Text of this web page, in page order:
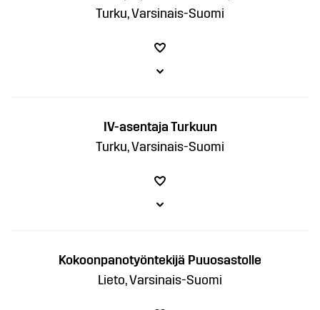
Turku, Varsinais-Suomi
IV-asentaja Turkuun
Turku, Varsinais-Suomi
Kokoonpanotyöntekijä Puuosastolle
Lieto, Varsinais-Suomi